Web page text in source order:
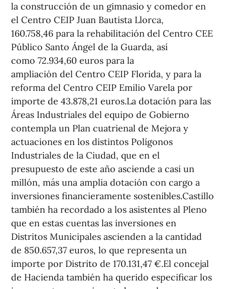
la construcción de un gimnasio y comedor en
el Centro CEIP Juan Bautista Llorca,
160.758,46 para la rehabilitación del Centro CEE
Público Santo Ángel de la Guarda, así
como 72.934,60 euros para la
ampliación del Centro CEIP Florida, y para la
reforma del Centro CEIP Emilio Varela por
importe de 43.878,21 euros.La dotación para las
Áreas Industriales del equipo de Gobierno
contempla un Plan cuatrienal de Mejora y
actuaciones en los distintos Polígonos
Industriales de la Ciudad, que en el
presupuesto de este año asciende a casi un
millón, más una amplia dotación con cargo a
inversiones financieramente sostenibles.Castillo
también ha recordado a los asistentes al Pleno
que en estas cuentas las inversiones en
Distritos Municipales ascienden a la cantidad
de 850.657,37 euros, lo que representa un
importe por Distrito de 170.131,47 €.El concejal
de Hacienda también ha querido especificar los